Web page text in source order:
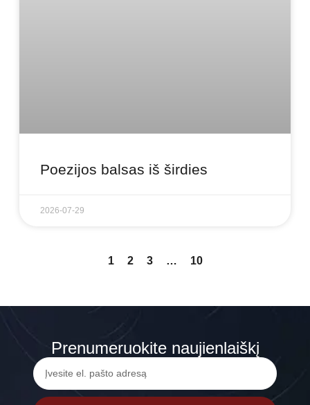
Poezijos balsas iš širdies
2026-07-29
1 2 3 … 10
Prenumeruokite naujienlaiškį